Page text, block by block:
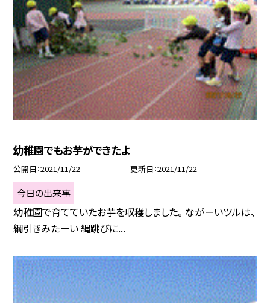
幼稚園でもお芋ができたよ
公開日 2021/11/22 更新日 2021/11/22
今日の出来事
幼稚園で育てていたお芋を収穫しました。 ながーいツルは、
綱引きみたーい 縄跳びに...